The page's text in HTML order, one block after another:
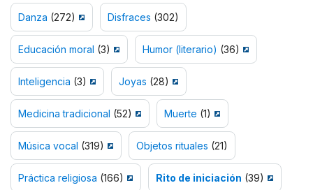
Danza (272) Disfraces (302)
Educación moral (3) Humor (literario) (36)
Inteligencia (3) Joyas (28)
Medicina tradicional (52) Muerte (1)
Música vocal (319) Objetos rituales (21)
Práctica religiosa (166) Rito de iniciación (39)